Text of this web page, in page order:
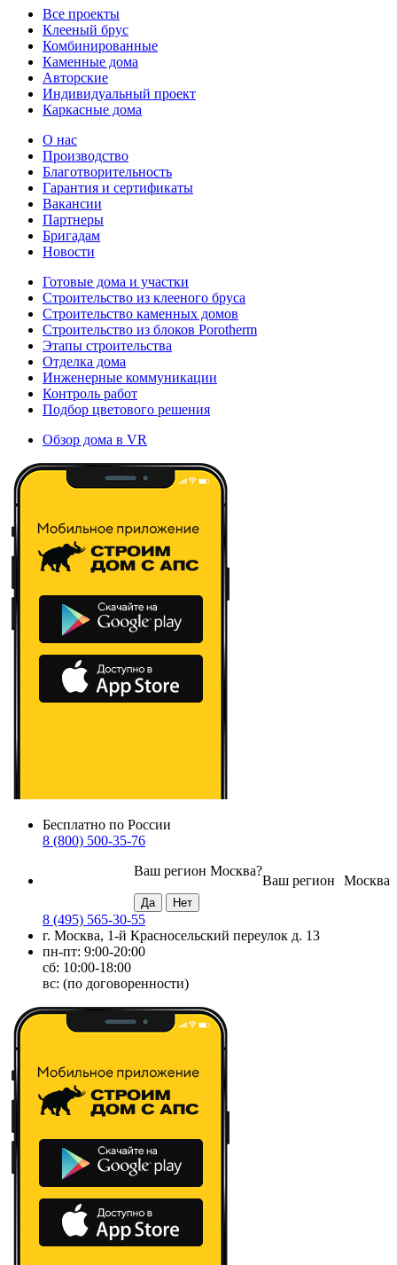
Все проекты
Клееный брус
Комбинированные
Каменные дома
Авторские
Индивидуальный проект
Каркасные дома
О нас
Производство
Благотворительность
Гарантия и сертификаты
Вакансии
Партнеры
Бригадам
Новости
Готовые дома и участки
Строительство из клееного бруса
Строительство каменных домов
Строительство из блоков Porotherm
Этапы строительства
Отделка дома
Инженерные коммуникации
Контроль работ
Подбор цветового решения
Обзор дома в VR
Бесплатно по России
8 (800) 500-35-76
Москва
Ваш регион
Ваш регион Москва?
8 (495) 565-30-55
г. Москва, 1-й Красносельский переулок д. 13
пн-пт: 9:00-20:00
сб: 10:00-18:00
вс: (по договоренности)